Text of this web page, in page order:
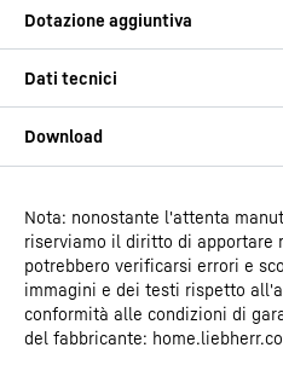
Gruppo di prodotti
Istruzioni per
Nota: nonostante l'attenta
riserviamo il diritto di apportare
potrebbero verificarsi errori e
immagini e dei testi rispetto
conformità alle condizioni di
del fabbricante: